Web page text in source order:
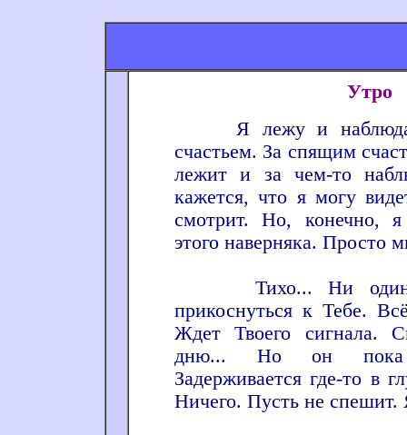
Утро
Я лежу и
счастьем. За спящим
лежит и за чем-то
кажется, что я могу
смотрит. Но, конечно,
этого наверняка. Просто
Тихо... Ни один
прикоснуться к Тебе.
Ждет Твоего сигнала.
дню... Но он пока
Задерживается где-то в
Ничего. Пусть не спешит.